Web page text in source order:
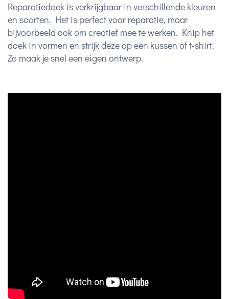
Reparatiedoek is verkrijgbaar in verschillende kleuren
en soorten. Het is perfect voor reparatie, maar
bijvoorbeeld ook om creatief mee te werken. Knip het
doek in vormen en strijk deze op een kussen of t-shirt.
Zo maak je snel een eigen ontwerp.